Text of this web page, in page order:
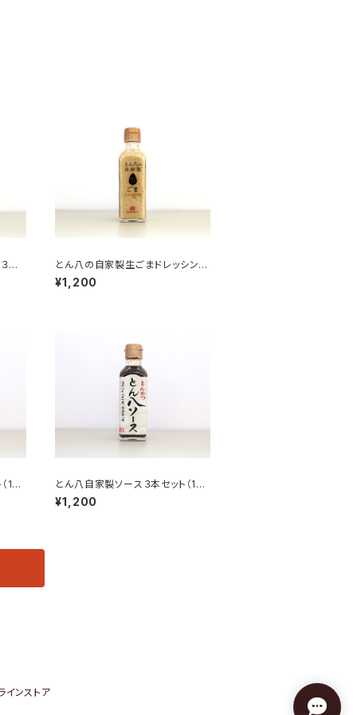
本
とん八の自家製生ごまドレッシング
３本セット（1本180ml）
¥1,200
1本
とん八自家製ソース３本セット（1本
180ml）
¥1,200
インストア